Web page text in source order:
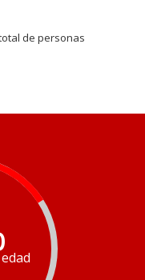
de personas